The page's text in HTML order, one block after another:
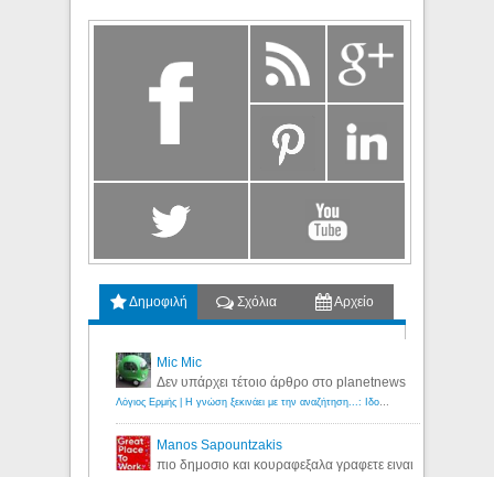
Δημοφιλή Σχόλια Αρχείο
Mic Mic
Δεν υπάρχει τέτοιο άρθρο στο planetnews
Manos Sapountzakis
πιο δημοσιο και κουραφεξαλα γραφετε ειναι